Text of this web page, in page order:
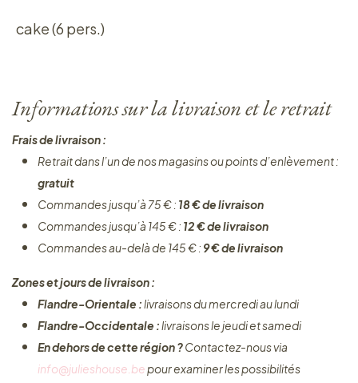
cake (6 pers.)
Informations sur la livraison et le retrait
Frais de livraison :
Retrait dans l’un de nos magasins ou points d’enlèvement :
gratuit
Commandes jusqu’à 75 € : 18 € de livraison
Commandes jusqu’à 145 € : 12 € de livraison
Commandes au-delà de 145 € : 9 € de livraison
Zones et jours de livraison :
Flandre-Orientale :livraisons du mercredi au lundi
Flandre-Occidentale :livraisons le jeudi et samedi
En dehors de cette région ?Contactez-nous via
info@julieshouse.bepour examiner les possibilités